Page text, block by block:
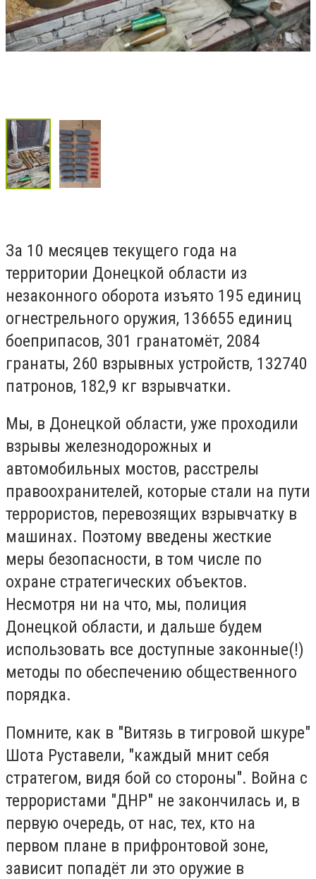
За 10 месяцев текущего года на
территории Донецкой области из
незаконного оборота изъято 195 единиц
огнестрельного оружия, 136655 единиц
боеприпасов, 301 гранатомёт, 2084
гранаты, 260 взрывных устройств, 132740
патронов, 182,9 кг взрывчатки.
Мы, в Донецкой области, уже проходили
взрывы железнодорожных и
автомобильных мостов, расстрелы
правоохранителей, которые стали на пути
террористов, перевозящих взрывчатку в
машинах. Поэтому введены жесткие
меры безопасности, в том числе по
охране стратегических объектов.
Несмотря ни на что, мы, полиция
Донецкой области, и дальше будем
использовать все доступные законные(!)
методы по обеспечению общественного
порядка.
Помните, как в "Витязь в тигровой шкуре"
Шота Руставели, "каждый мнит себя
стратегом, видя бой со стороны". Война с
террористами "ДНР" не закончилась и, в
первую очередь, от нас, тех, кто на
первом плане в прифронтовой зоне,
зависит попадёт ли это оружие в